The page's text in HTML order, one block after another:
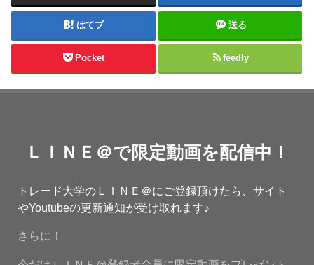
はてブ 送る
Pocket feedly
ＬＩＮＥ＠で限定動画を配信中！
トレード大学のＬＩＮＥ＠にご登録頂けたら、サイト
やYoutubeの更新通知が受け取れます♪
さらに！